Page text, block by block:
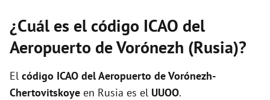
¿Cuál es el código ICAO del
Aeropuerto de Vorónezh (Rusia)?
El código ICAO delAeropuerto de Vorónezh-
Chertovitskoye en Rusia es el UUOO.